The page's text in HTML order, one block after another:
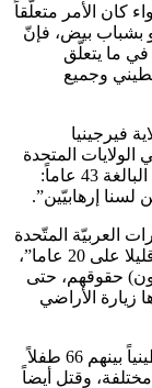
كان الأمر متعلّقاً
بشباب بيض، فإنّ
في ما يتعلّق
وجميع
فيرجينيا
الولايات المتحدة
لصالح القضيّة الفلسطينيّة. وأضافت ربّة المنزل البالغة 43 عاماً:
لسنا إرهابيّين”.
العربيّة المتّحدة
قبل وصولها إلى الولايات المتحدة، “منذ ما يزيد قليلا على 20 عاما”،
حقوقهم، حتى
زيارة الأراضي
وبين 10 و21 أيّار/مايو، قتِل في النزاع 254 فلسطينياً بينهم 66 طفلاً
شخصاً بجروح مختلفة، وقتل أيضاً